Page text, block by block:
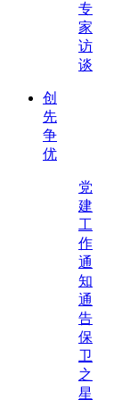
专
家
访
谈
创
先
争
优
党
建
工
作
通
知
通
告
保
卫
之
星